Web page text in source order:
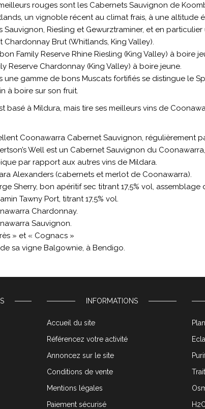
rouges sont les Cabernets Sauvignon de
un vignoble récent au climat frais, à une altitude
Sauvignon, Riesling et Gewurztraminer, et en particulier
Chardonnay Brut (Whitlands, King Valley).
Family Reserve Rhine Riesling (King Valley) à boire
Reserve Chardonnay (King Valley) à boire jeune.
une gamme de bons Muscats fortifiés se distingue le
à boire sur son fruit.
basé à Mildura, mais tire ses meilleurs vins de
Coonawarra Cabernet Sauvignon, régulièrement
Well est un Cabernet Sauvignon du
par rapport aux autres vins de Mildara.
Alexanders (cabernets et merlot de Coonawarra).
Sherry, bon apéritif sec titrant 17,5% vol, assemblage
Tawny Port, titrant 17,5% vol.
Chardonnay.
Sauvignon.
» et « Cognacs »
sa vigne Balgownie, à Bendigo.
INFORMATIONS
Accueil du site
Référencez votre activité
Annoncez sur le site
Conditions de vente
Mentions légales
Paiement sécurisé